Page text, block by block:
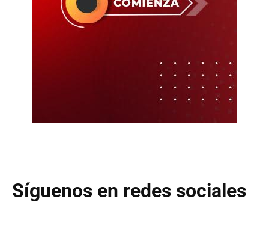
Síguenos en redes sociales